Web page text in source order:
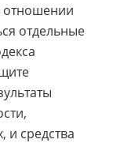
отношении
отдельные
и средства